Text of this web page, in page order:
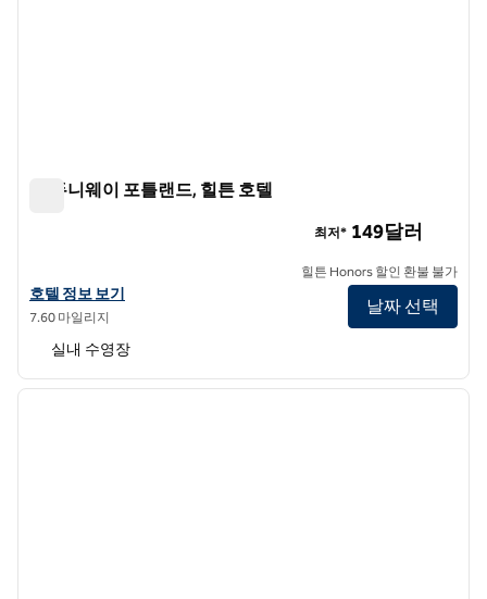
더 듀니웨이 포틀랜드, 힐튼 호텔
힐튼 호텔 듀니웨이 포틀랜드의 호텔 정보 보기
호텔 정보 보기
7.60 마일리지
최저* 149달러
힐튼 Honors 할인 환불 불가
날짜 선택
실내 수영장
1/12
다음